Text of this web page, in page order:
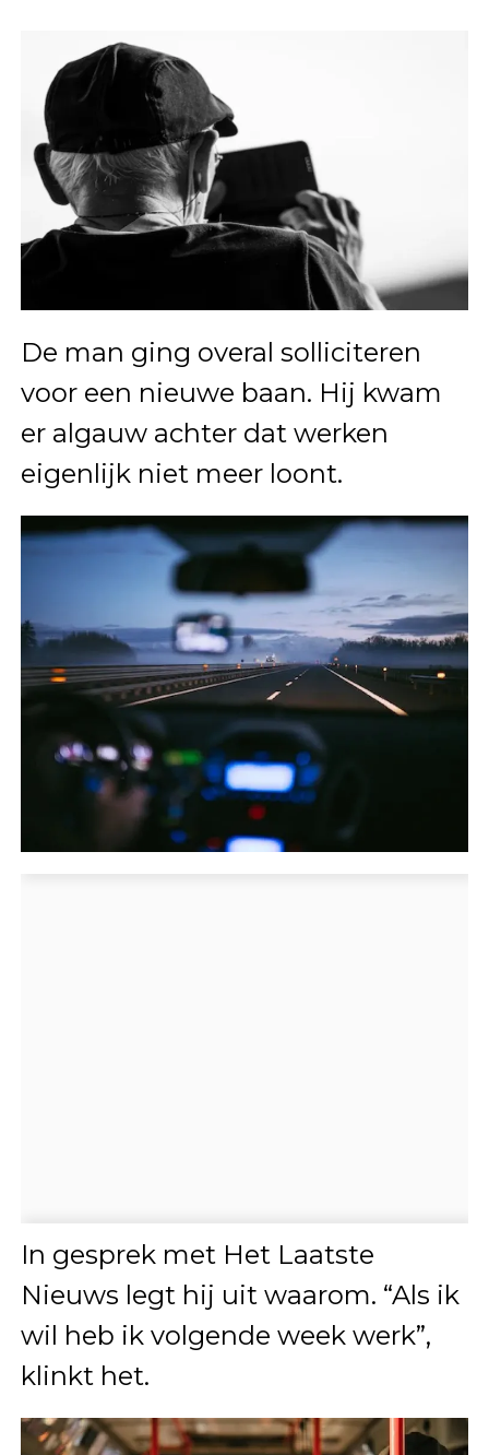
De man ging overal solliciteren
voor een nieuwe baan. Hij kwam
er algauw achter dat werken
eigenlijk niet meer loont.
In gesprek met Het Laatste
Nieuws legt hij uit waarom. “Als ik
wil heb ik volgende week werk”,
klinkt het.